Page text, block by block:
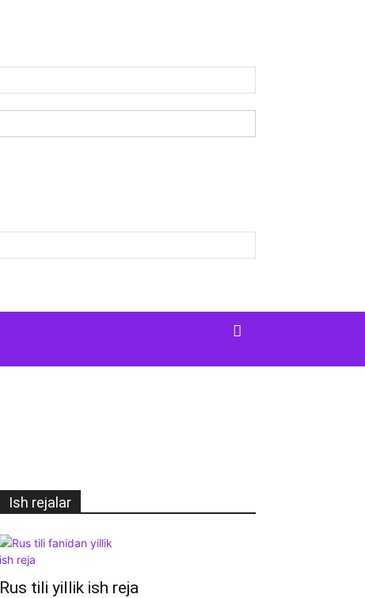
Ish rejalar
Rus tili yillik ish reja